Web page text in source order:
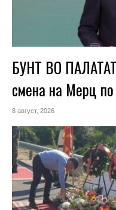
БУНТ ВО
смена на Мерц
8 август, 2026